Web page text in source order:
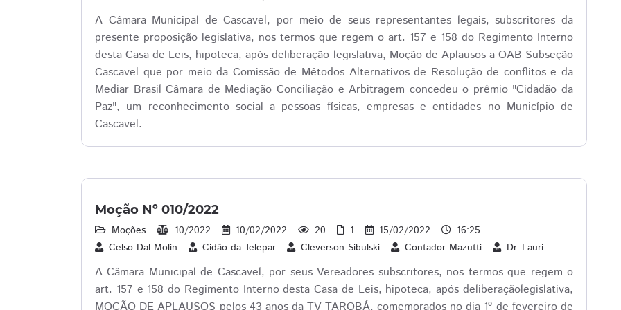
A Câmara Municipal de Cascavel, por meio de seus representantes legais, subscritores da
presente proposição legislativa, nos termos que regem o art. 157 e 158 do Regimento Interno
desta Casa de Leis, hipoteca, após deliberação legislativa, Moção de Aplausos a OAB Subseção
Cascavel que por meio da Comissão de Métodos Alternativos de Resolução de conflitos e da
Mediar Brasil Câmara de Mediação Conciliação e Arbitragem concedeu o prêmio "Cidadão da
Paz", um reconhecimento social a pessoas físicas, empresas e entidades no Município de
Cascavel.
Moção Nº 010/2022
Moções 10/2022 10/02/2022 20 1 15/02/2022
16:25
Celso Dal Molin
Cidão da Telepar Cleverson Sibulski Contador Mazutti Dr. Lauri
A Câmara Municipal de Cascavel, por seus Vereadores subscritores, nos termos que regem o
art. 157 e 158 do Regimento Interno desta Casa de Leis, hipoteca, após deliberaçãolegislativa,